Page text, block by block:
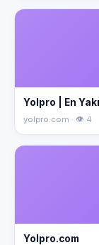
Yolpro | En
yolpro.com · 👁 4
Yolpro.com